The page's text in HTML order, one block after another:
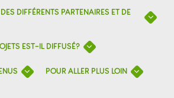
DIFFÉRENTS PARTENAIRES ET DE
EST-IL DIFFUSÉ?
POUR ALLER PLUS LOIN